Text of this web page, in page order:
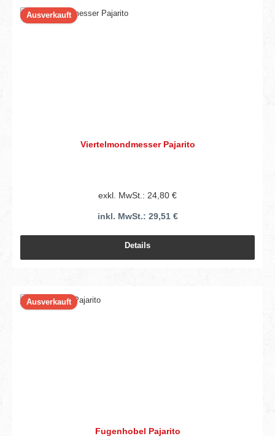
Ausverkauft
Viertelmondmesser Pajarito
exkl. MwSt.: 24,80 €
inkl. MwSt.: 29,51 €
Details
Ausverkauft
Fugenhobel Pajarito